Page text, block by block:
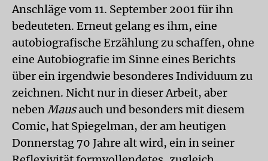
Anschläge vom 11. September 2001 für ihn
bedeuteten. Erneut gelang es ihm, eine
autobiografische Erzählung zu schaffen, ohne
eine Autobiografie im Sinne eines Berichts
über ein irgendwie besonderes Individuum zu
zeichnen. Nicht nur in dieser Arbeit, aber
nebenMausauch und besonders mit diesem
Comic, hat Spiegelman, der am heutigen
Donnerstag 70 Jahre alt wird, ein in seiner